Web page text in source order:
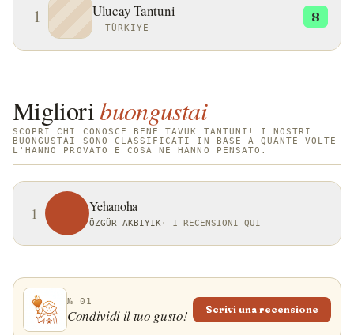
1 Ulucay Tantuni
TÜRKIYE
8
Miglioribuongustai
SCOPRI CHI CONOSCE BENE TAVUK TANTUNI! I NOSTRI
BUONGUSTAI SONO CLASSIFICATI IN BASE A QUANTE VOLTE
L'HANNO PROVATO E COSA NE HANNO PENSATO.
1 Yehanoha
ÖZGÜR AKBIYIK · 1 RECENSIONI QUI
№ 01
Condividi il tuo gusto! Scrivi una recensione